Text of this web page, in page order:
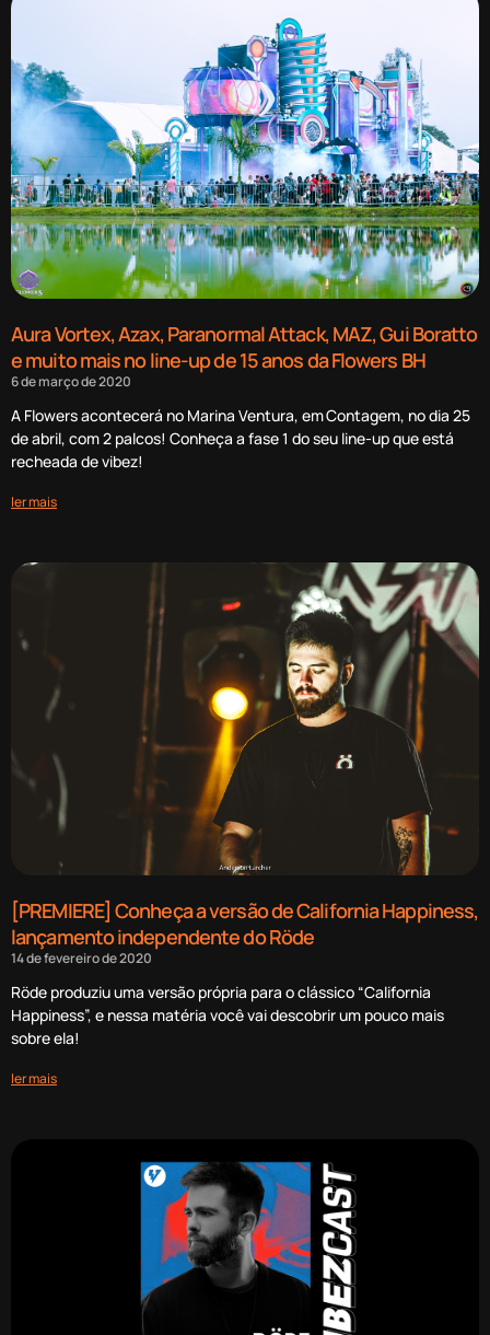
Aura Vortex, Azax, Paranormal Attack, MAZ, Gui Boratto
e muito mais no line-up de 15 anos da Flowers BH
6 de março de 2020
A Flowers acontecerá no Marina Ventura, em Contagem, no dia 25
de abril, com 2 palcos! Conheça a fase 1 do seu line-up que está
recheada de vibez!
ler mais
[PREMIERE] Conheça a versão de California Happiness,
lançamento independente do Röde
14 de fevereiro de 2020
Röde produziu uma versão própria para o clássico “California
Happiness”, e nessa matéria você vai descobrir um pouco mais
sobre ela!
ler mais